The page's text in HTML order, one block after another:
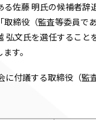
る佐藤 明氏の候補者辞
締役（監査等委員で
弘文氏を選任すること
す。
に付議する取締役（監